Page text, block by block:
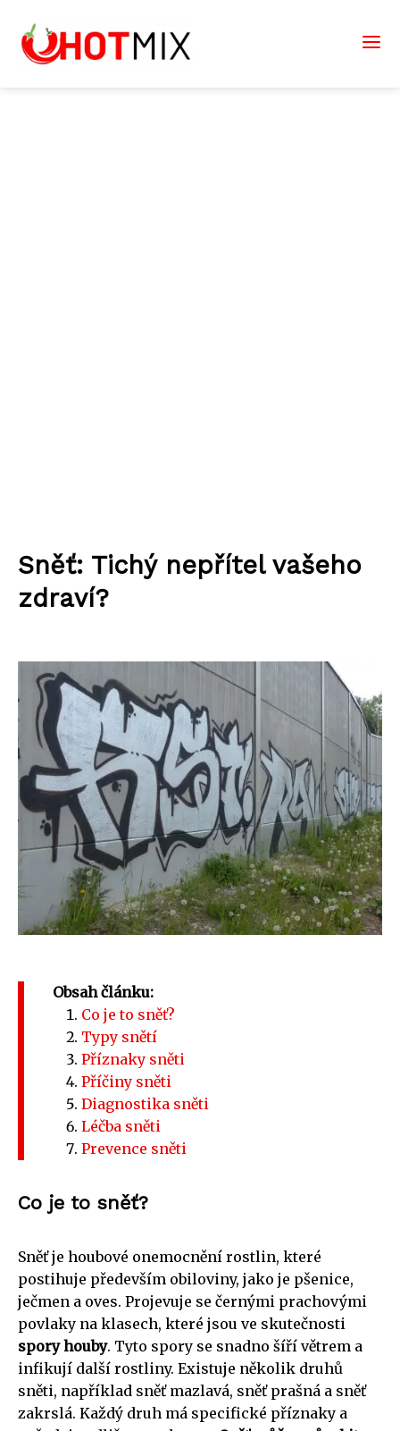
Sněť: Tichý nepřítel vašeho
zdraví?
Obsah článku:
Co je to sněť?
Typy snětí
Příznaky sněti
Příčiny sněti
Diagnostika sněti
Léčba sněti
Prevence sněti
Co je to sněť?
Sněť je houbové onemocnění rostlin, které
postihuje především obiloviny, jako je pšenice,
ječmen a oves. Projevuje se černými prachovými
povlaky na klasech, které jsou ve skutečnosti
spory houby. Tyto spory se snadno šíří větrem a
infikují další rostliny. Existuje několik druhů
sněti, například sněť mazlavá, sněť prašná a sněť
zakrslá. Každý druh má specifické příznaky a